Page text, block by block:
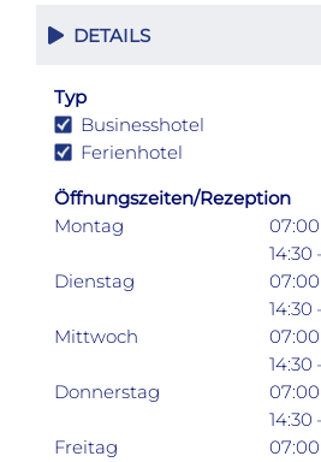
DETAILS
Typ
Businesshotel
Ferienhotel
Öffnungszeiten/Rezeption
Montag
07:00
14:30
Dienstag
07:00
14:30
Mittwoch
07:00
14:30
Donnerstag
07:00
14:30
Freitag
07:00